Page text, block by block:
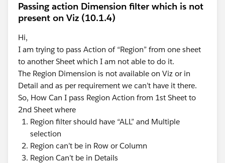
Passing action Dimension filter which is not
present on Viz (10.1.4)
Hi,
I am trying to pass Action of “Region” from one sheet
to another Sheet which I am not able to do it.
The Region Dimension is not available on Viz or in
Detail and as per requirement we can’t have it there.
So, How Can I pass Region Action from 1st Sheet to
2nd Sheet where
Region filter should have “ALL” and Multiple
selection
Region can’t be in Row or Column
Region Can’t be in Details